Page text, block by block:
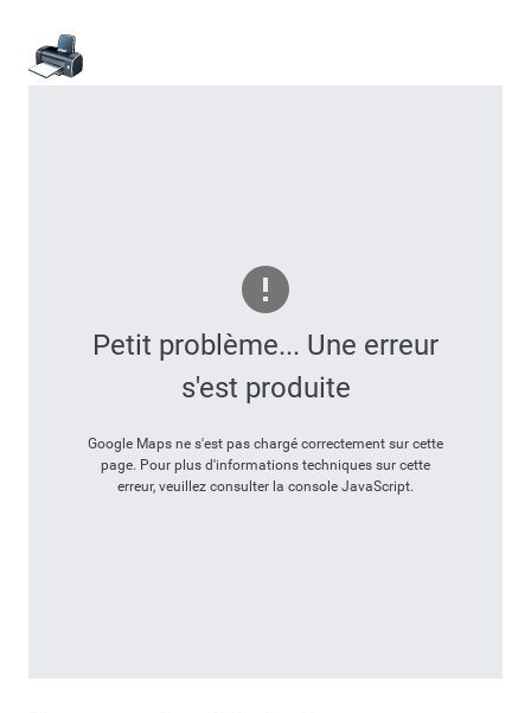
Petit problème... Une erreur
s'est produite
Google Maps ne s'est pas chargé correctement sur cette
page. Pour plus d'informations techniques sur cette
erreur, veuillez consulter la console JavaScript.